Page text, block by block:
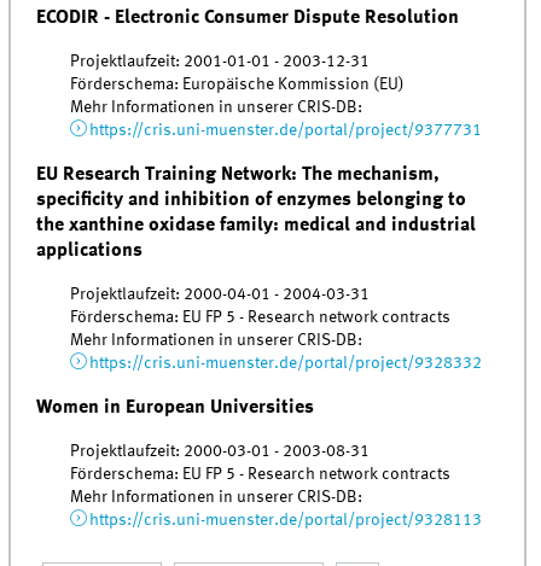
ECODIR - Electronic Consumer Dispute Resolution
Projektlaufzeit: 2001-01-01 - 2003-12-31
Förderschema: Europäische Kommission (EU)
Mehr Informationen in unserer CRIS-DB:
https://cris.uni-muenster.de/portal/project/9377731
EU Research Training Network: The mechanism,
specificity and inhibition of enzymes belonging to
the xanthine oxidase family: medical and industrial
applications
Projektlaufzeit: 2000-04-01 - 2004-03-31
Förderschema: EU FP 5 - Research network contracts
Mehr Informationen in unserer CRIS-DB:
https://cris.uni-muenster.de/portal/project/9328332
Women in European Universities
Projektlaufzeit: 2000-03-01 - 2003-08-31
Förderschema: EU FP 5 - Research network contracts
Mehr Informationen in unserer CRIS-DB:
https://cris.uni-muenster.de/portal/project/9328113